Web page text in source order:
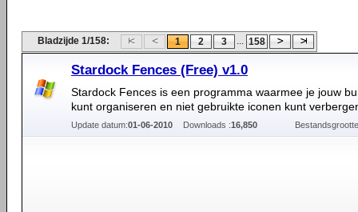
Bladzijde 1/158: 1 2 3 ... 158
Stardock Fences (Free) v1.0
Stardock Fences is een programma waarmee je jouw
kunt organiseren en niet gebruikte iconen kunt
Update datum:01-06-2010 Downloads :16,850